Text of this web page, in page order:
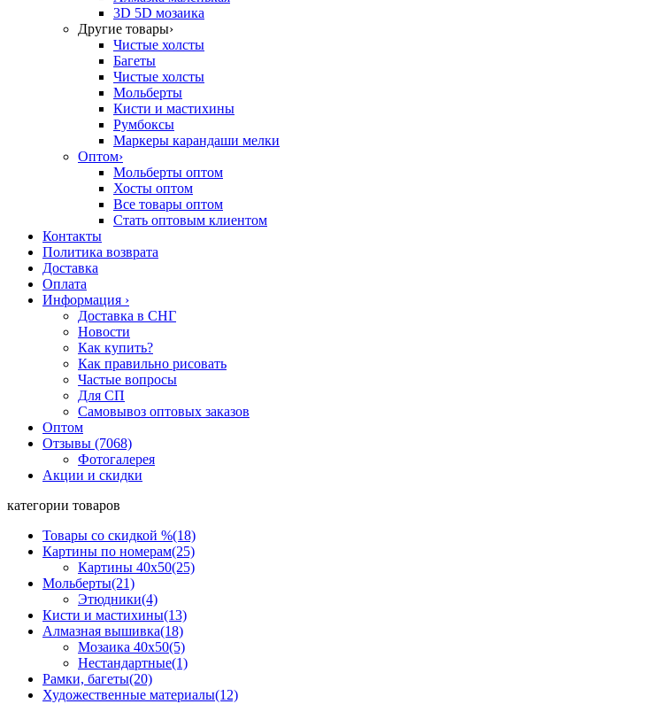
3D 5D мозаика
Другие товары›
Чистые холсты
Багеты
Чистые холсты
Мольберты
Кисти и мастихины
Румбоксы
Маркеры карандаши мелки
Оптом›
Мольберты оптом
Хосты оптом
Все товары оптом
Стать оптовым клиентом
Контакты
Политика возврата
Доставка
Оплата
Информация ›
Доставка в СНГ
Новости
Как купить?
Как правильно рисовать
Частые вопросы
Для СП
Самовывоз оптовых заказов
Оптом
Отзывы (7068)
Фотогалерея
Акции и скидки
категории товаров
Товары со скидкой %(18)
Картины по номерам(25)
Картины 40x50(25)
Мольберты(21)
Этюдники(4)
Кисти и мастихины(13)
Алмазная вышивка(18)
Мозаика 40x50(5)
Нестандартные(1)
Рамки, багеты(20)
Художественные материалы(12)